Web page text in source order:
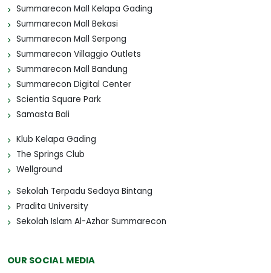
Summarecon Mall Kelapa Gading
Summarecon Mall Bekasi
Summarecon Mall Serpong
Summarecon Villaggio Outlets
Summarecon Mall Bandung
Summarecon Digital Center
Scientia Square Park
Samasta Bali
Klub Kelapa Gading
The Springs Club
Wellground
Sekolah Terpadu Sedaya Bintang
Pradita University
Sekolah Islam Al-Azhar Summarecon
OUR SOCIAL MEDIA